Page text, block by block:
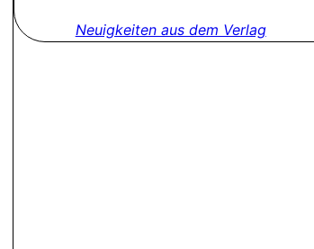
Neuigkeiten aus dem Verlag